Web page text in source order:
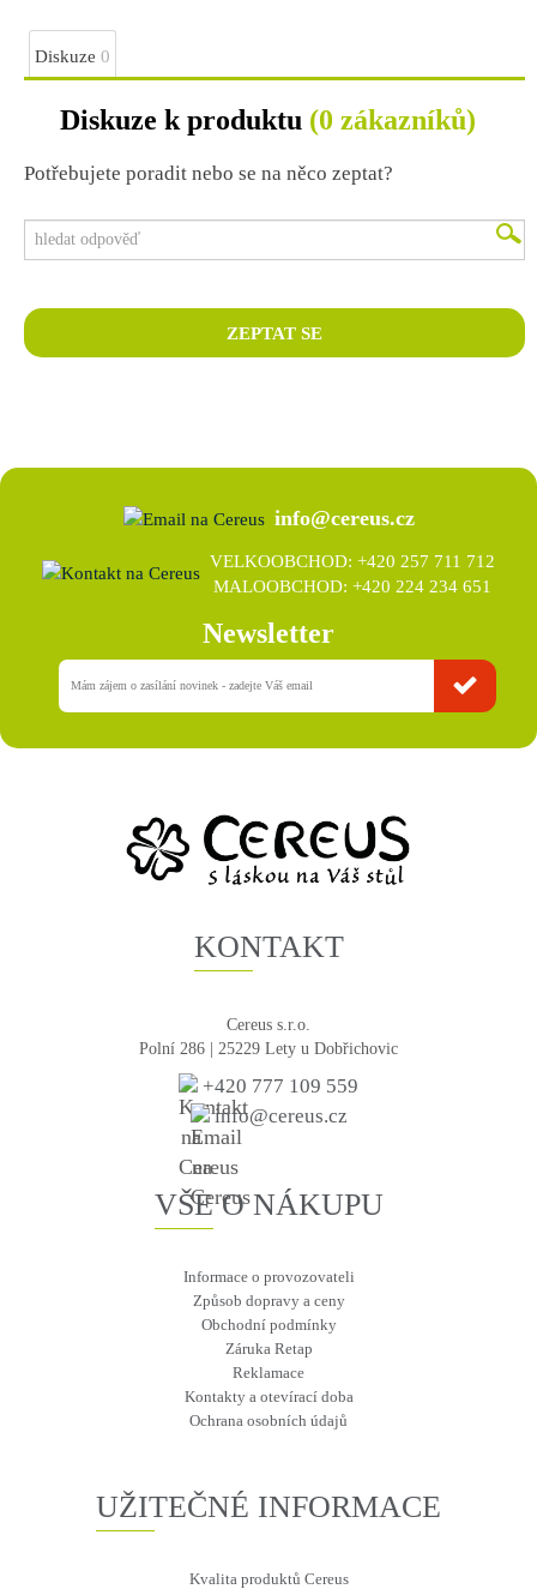
Diskuze 0
Diskuze k produktu (0 zákazníků)
Potřebujete poradit nebo se na něco zeptat?
info@cereus.cz
VELKOOBCHOD: +420 257 711 712
MALOOBCHOD: +420 224 234 651
Newsletter
KONTAKT
Cereus s.r.o.
Polní 286 | 25229 Lety u Dobřichovic
+420 777 109 559
info@cereus.cz
VŠE O NÁKUPU
Informace o provozovateli
Způsob dopravy a ceny
Obchodní podmínky
Záruka Retap
Reklamace
Kontakty a otevírací doba
Ochrana osobních údajů
UŽITEČNÉ INFORMACE
Kvalita produktů Cereus